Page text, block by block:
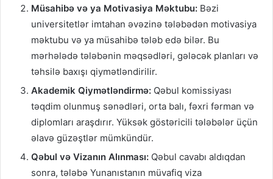
Müsahibə və ya Motivasiya Məktubu: Bəzi
universitetlər imtahan əvəzinə tələbədən motivasiya
məktubu və ya müsahibə tələb edə bilər. Bu
mərhələdə tələbənin məqsədləri, gələcək planları və
təhsilə baxışı qiymətləndirilir.
Akademik Qiymətləndirmə: Qəbul komissiyası
təqdim olunmuş sənədləri, orta balı, fəxri fərman və
diplomları araşdırır. Yüksək göstəricili tələbələr üçün
əlavə güzəştlər mümkündür.
Qəbul və Vizanın Alınması: Qəbul cavabı aldıqdan
sonra, tələbə Yunanıstanın müvafiq viza